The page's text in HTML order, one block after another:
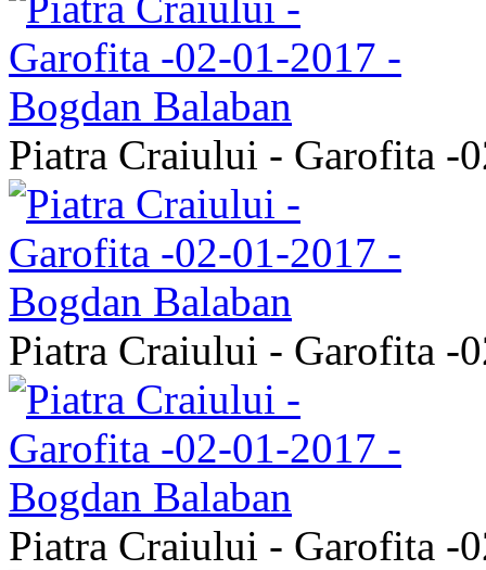
Piatra Craiului - Garofita -
Piatra Craiului - Garofita -
Piatra Craiului - Garofita -